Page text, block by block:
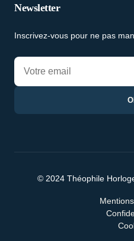
Newsletter
Inscrivez-vous pour ne pas
© 2024 Théophile